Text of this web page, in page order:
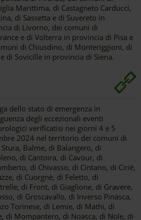
Marittima, di Castagneto Carducci,
di Sassetta e di Suvereto in
di Livorno, dei comuni di
e di Volterra in provincia di Pisa e
di Chiusdino, di Monteriggioni, di
di Sovicille in provincia di Siena.
dello stato di emergenza in
degli eccezionali eventi
verificatisi nei giorni 4 e 5
2024 nel territorio dei comuni di
Balme, di Balangero, di
di Cantoira, di Cavour, di
di Chivasso, di Cintano, di Ciriè,
di Cuorgnè, di Feletto, di
di Front, di Giaglione, di Gravere,
di Groscavallo, di Inverso Pinasca,
Torinese, di Lemie, di Mathi, di
di Mompantero, di Noasca, di Nole, di